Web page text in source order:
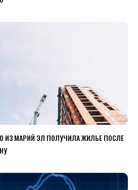
ИЗ МАРИЙ ЭЛ ПОЛУЧИЛА ЖИЛЬЕ ПОСЛЕ